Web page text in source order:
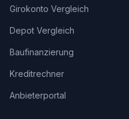
Girokonto Vergleich
Depot Vergleich
Baufinanzierung
Kreditrechner
Anbieterportal